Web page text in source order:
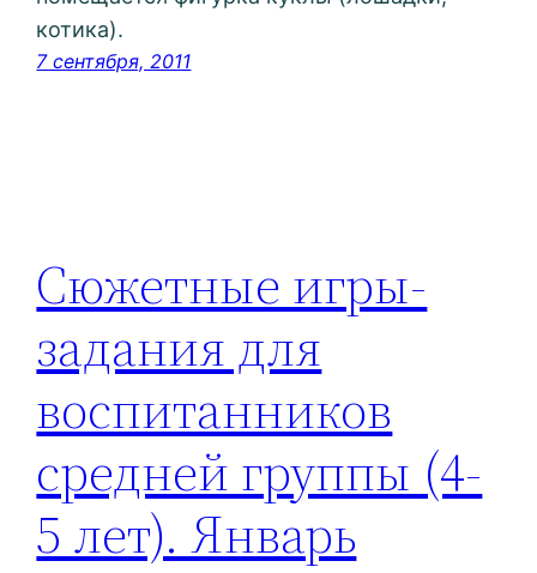
котика).
7 сентября, 2011
Сюжетные игры-
задания для
воспитанников
средней группы (4-
5 лет). Январь